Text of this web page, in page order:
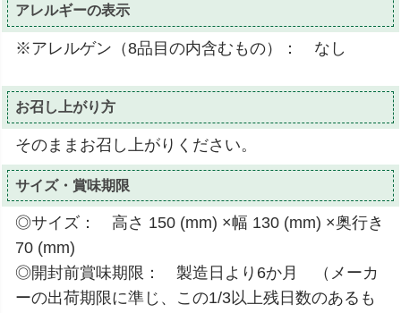
アレルギーの表示
※アレルゲン（8品目の内含むもの）： なし
お召し上がり方
そのままお召し上がりください。
サイズ・賞味期限
◎サイズ： 高さ 150 (mm) ×幅 130 (mm) ×奥行き
70 (mm)
◎開封前賞味期限： 製造日より6か月 （メーカ
ーの出荷期限に準じ、この1/3以上残日数のあるも